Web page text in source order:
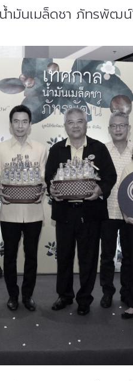
ลน้ำมันเมล็ดชา ภัท